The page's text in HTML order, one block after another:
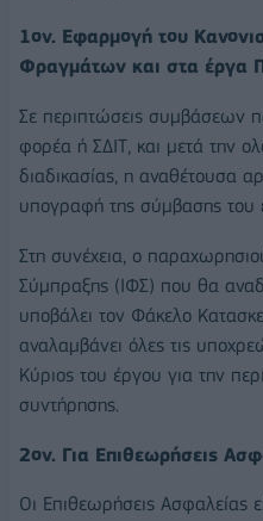
1ον. Εφαρμογή του
Φραγμάτων και στα έργα
Σε περιπτώσεις συμβάσεων
φορέα ή ΣΔΙΤ, και μετά την
διαδικασίας, η αναθέτουσα
υπογραφή της σύμβασης του
Στη συνέχεια, ο
Σύμπραξης (ΙΦΣ) που θα
υποβάλει τον Φάκελο
αναλαμβάνει όλες τις
Κύριος του έργου για την
συντήρησης.
2ον. Για Επιθεωρήσεις
Οι Επιθεωρήσεις Ασφαλείας